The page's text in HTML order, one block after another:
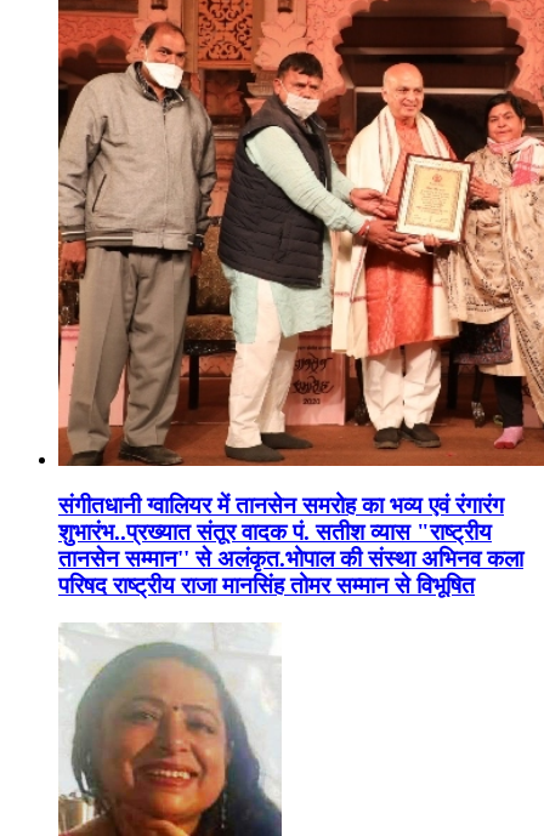
संगीतधानी ग्वालियर में तानसेन समरोह का भव्य एवं रंगारंग
शुभारंभ..प्रख्यात संतूर वादक पं. सतीश व्यास "राष्ट्रीय
तानसेन सम्मान'' से अलंकृत.भोपाल की संस्था अभिनव कला
परिषद राष्ट्रीय राजा मानसिंह तोमर सम्मान से विभूषित